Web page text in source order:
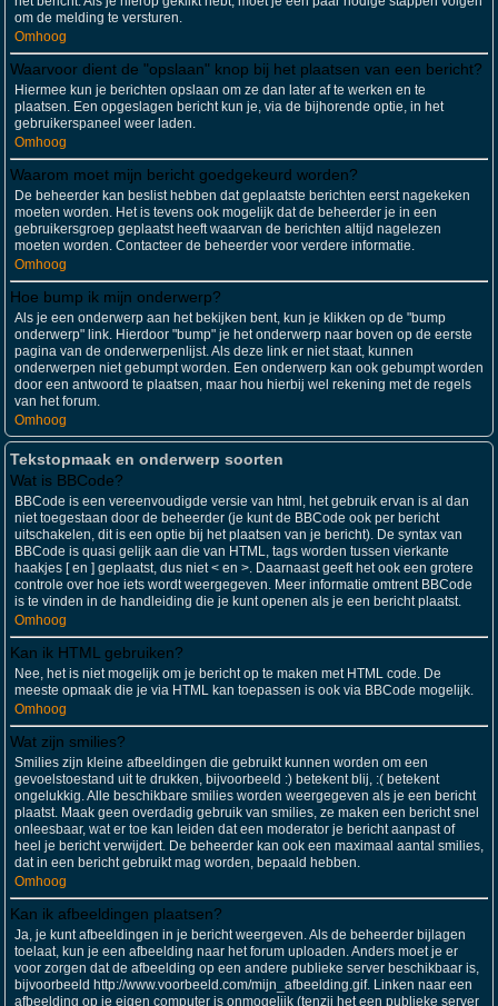
om de melding te versturen.
Omhoog
Waarvoor dient de "opslaan" knop bij het plaatsen van een bericht?
Hiermee kun je berichten opslaan om ze dan later af te werken en te
plaatsen. Een opgeslagen bericht kun je, via de bijhorende optie, in het
gebruikerspaneel weer laden.
Omhoog
Waarom moet mijn bericht goedgekeurd worden?
De beheerder kan beslist hebben dat geplaatste berichten eerst nagekeken
moeten worden. Het is tevens ook mogelijk dat de beheerder je in een
gebruikersgroep geplaatst heeft waarvan de berichten altijd nagelezen
moeten worden. Contacteer de beheerder voor verdere informatie.
Omhoog
Hoe bump ik mijn onderwerp?
Als je een onderwerp aan het bekijken bent, kun je klikken op de "bump
onderwerp" link. Hierdoor "bump" je het onderwerp naar boven op de eerste
pagina van de onderwerpenlijst. Als deze link er niet staat, kunnen
onderwerpen niet gebumpt worden. Een onderwerp kan ook gebumpt worden
door een antwoord te plaatsen, maar hou hierbij wel rekening met de regels
van het forum.
Omhoog
Tekstopmaak en onderwerp soorten
Wat is BBCode?
BBCode is een vereenvoudigde versie van html, het gebruik ervan is al dan
niet toegestaan door de beheerder (je kunt de BBCode ook per bericht
uitschakelen, dit is een optie bij het plaatsen van je bericht). De syntax van
BBCode is quasi gelijk aan die van HTML, tags worden tussen vierkante
haakjes [ en ] geplaatst, dus niet < en >. Daarnaast geeft het ook een grotere
controle over hoe iets wordt weergegeven. Meer informatie omtrent BBCode
is te vinden in de handleiding die je kunt openen als je een bericht plaatst.
Omhoog
Kan ik HTML gebruiken?
Nee, het is niet mogelijk om je bericht op te maken met HTML code. De
meeste opmaak die je via HTML kan toepassen is ook via BBCode mogelijk.
Omhoog
Wat zijn smilies?
Smilies zijn kleine afbeeldingen die gebruikt kunnen worden om een
gevoelstoestand uit te drukken, bijvoorbeeld :) betekent blij, :( betekent
ongelukkig. Alle beschikbare smilies worden weergegeven als je een bericht
plaatst. Maak geen overdadig gebruik van smilies, ze maken een bericht snel
onleesbaar, wat er toe kan leiden dat een moderator je bericht aanpast of
heel je bericht verwijdert. De beheerder kan ook een maximaal aantal smilies,
dat in een bericht gebruikt mag worden, bepaald hebben.
Omhoog
Kan ik afbeeldingen plaatsen?
Ja, je kunt afbeeldingen in je bericht weergeven. Als de beheerder bijlagen
toelaat, kun je een afbeelding naar het forum uploaden. Anders moet je er
voor zorgen dat de afbeelding op een andere publieke server beschikbaar is,
bijvoorbeeld http://www.voorbeeld.com/mijn_afbeelding.gif. Linken naar een
afbeelding op je eigen computer is onmogelijk (tenzij het een publieke server